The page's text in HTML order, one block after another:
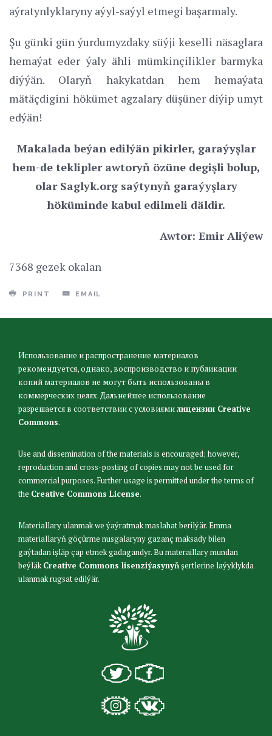
aýratynlyklaryny aýyl-saýyl etmegi başarmaly.
Şu günki gün ýurdumyzdaky süýji keselli näsaglara
hemaýat eder ýaly ähli mümkinçilikler barmyka
diýýän. Olaryň hakykatdan hem hemaýata
mätäçdigini hökümet agzalary düşüner diýip umyt
edýän!
Makalada beýan edilýän pikirler, garaýyşlar
hem-de teklipler awtoryň özüne degişli bolup,
olar Saglyk.org saýtynyň garaýyşlary
höküminde kabul edilmeli däldir.
Awtor: Emir Aliýew
7368 gezek okalan
PRINT EMAIL
Использование и распространение материалов
рекомендуется, однако, воспроизводство и публикации
копий материалов не могут быть использованы в
коммерческих целях. Дальнейшее использование
разрешается в соответствии с условиямилицензии Creative
Commons.
Use and dissemination of the materials is encouraged; however,
reproduction and cross-posting of copies may not be used for
commercial purposes. Further usage is permitted under the terms of
the Creative Commons License.
Materiallary ulanmak we ýaýratmak maslahat berilýär. Emma
materiallaryň göçürme nusgalaryny gazanç maksady bilen
gaýtadan işläp çap etmek gadagandyr. Bu materaillary mundan
beýläkCreative Commons lisenziýasynyňşertlerine laýyklykda
ulanmak rugsat edilýär.